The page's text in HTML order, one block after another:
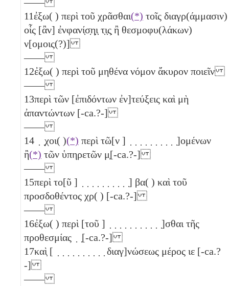
11ἐξω( ) περὶ τοῦ χρᾶσθαι(*) τοῖς διαγρ(άμμασιν)
οἷς [ἂν] ἐνφανί̣σ̣η̣ι̣ τ̣ι̣ς̣ ἢ θεσμοφυ(λάκων)
ν[ομοις(?)]
——
12ἐξω( ) περὶ τοῦ μηθένα νόμον ἄκυρον ποιεῖν
——
13περὶ τῶν [ἐπιδόντων ἐν]τεύξεις καὶ μὴ
ἀπαντώντων [-ca.?-]
——
14 ̣ ̣χοι( )(*) περὶ τῶ[ν ] ̣ ̣ ̣ ̣ ̣ ̣ ̣ ̣ ̣ ̣]ομένων
ἢ(*) τῶν ὑπηρετῶν μ̣[-ca.?-]
——
15περὶ το[ῦ ] ̣ ̣ ̣ ̣ ̣ ̣ ̣ ̣ ̣ ̣] βα( ) καὶ τοῦ
προσδοθέντος χρ( ) [-ca.?-]
——
16ἐξω( ) περὶ [τοῦ ] ̣ ̣ ̣ ̣ ̣ ̣ ̣ ̣ ̣ ̣ ̣]σθαι τῆς
προθεσμίας ̣ ̣[-ca.?-]
17καὶ̣ [ ̣ ̣ ̣ ̣ ̣ ̣ ̣ ̣ ̣ ̣ διαγ]νώσεως μέρος ιε [-ca.?
-]
——